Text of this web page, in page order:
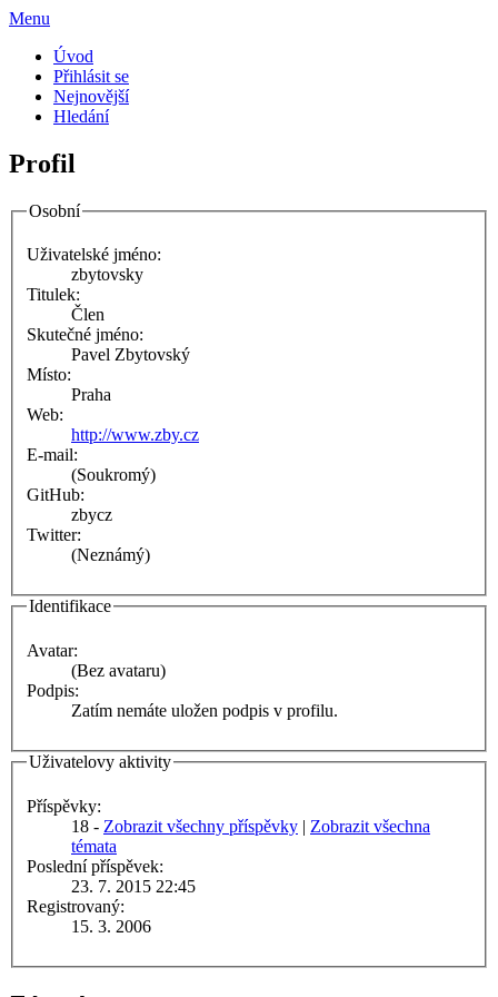
Menu
Úvod
Přihlásit se
Nejnovější
Hledání
Profil
Osobní
Uživatelské jméno:
zbytovsky
Titulek:
Člen
Skutečné jméno:
Pavel Zbytovský
Místo:
Praha
Web:
http://www.zby.cz
E-mail:
(Soukromý)
GitHub:
zbycz
Twitter:
(Neznámý)
Identifikace
Avatar:
(Bez avataru)
Podpis:
Zatím nemáte uložen podpis v profilu.
Uživatelovy aktivity
Příspěvky:
18 - Zobrazit všechny příspěvky | Zobrazit všechna
témata
Poslední příspěvek:
23. 7. 2015 22:45
Registrovaný:
15. 3. 2006